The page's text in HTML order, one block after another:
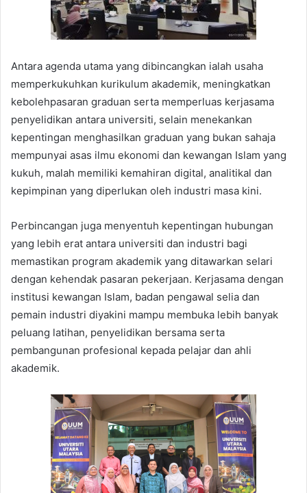
Antara agenda utama yang dibincangkan ialah usaha
memperkukuhkan kurikulum akademik, meningkatkan
kebolehpasaran graduan serta memperluas kerjasama
penyelidikan antara universiti, selain menekankan
kepentingan menghasilkan graduan yang bukan sahaja
mempunyai asas ilmu ekonomi dan kewangan Islam yang
kukuh, malah memiliki kemahiran digital, analitikal dan
kepimpinan yang diperlukan oleh industri masa kini.
Perbincangan juga menyentuh kepentingan hubungan
yang lebih erat antara universiti dan industri bagi
memastikan program akademik yang ditawarkan selari
dengan kehendak pasaran pekerjaan. Kerjasama dengan
institusi kewangan Islam, badan pengawal selia dan
pemain industri diyakini mampu membuka lebih banyak
peluang latihan, penyelidikan bersama serta
pembangunan profesional kepada pelajar dan ahli
akademik.